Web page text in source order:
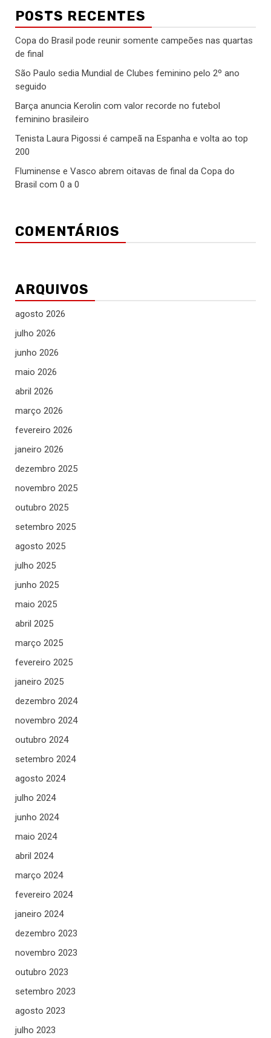
POSTS RECENTES
Copa do Brasil pode reunir somente campeões nas quartas
de final
São Paulo sedia Mundial de Clubes feminino pelo 2º ano
seguido
Barça anuncia Kerolin com valor recorde no futebol
feminino brasileiro
Tenista Laura Pigossi é campeã na Espanha e volta ao top
200
Fluminense e Vasco abrem oitavas de final da Copa do
Brasil com 0 a 0
COMENTÁRIOS
ARQUIVOS
agosto 2026
julho 2026
junho 2026
maio 2026
abril 2026
março 2026
fevereiro 2026
janeiro 2026
dezembro 2025
novembro 2025
outubro 2025
setembro 2025
agosto 2025
julho 2025
junho 2025
maio 2025
abril 2025
março 2025
fevereiro 2025
janeiro 2025
dezembro 2024
novembro 2024
outubro 2024
setembro 2024
agosto 2024
julho 2024
junho 2024
maio 2024
abril 2024
março 2024
fevereiro 2024
janeiro 2024
dezembro 2023
novembro 2023
outubro 2023
setembro 2023
agosto 2023
julho 2023